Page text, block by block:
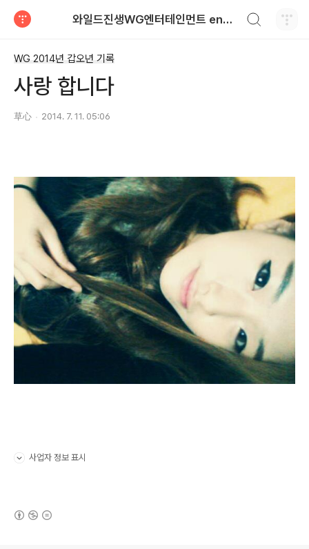
와일드진생WG엔터테인먼트 entertainment
WG 2014년 갑오년 기록
사랑 합니다
草心 2014. 7. 11. 05:06
사업자 정보 표시